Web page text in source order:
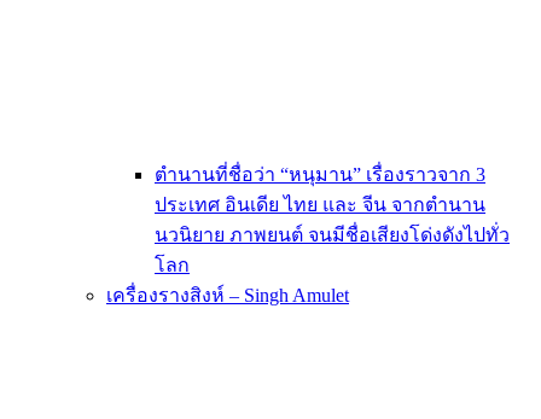
ตำนานที่ชื่อว่า “หนุมาน” เรื่องราวจาก 3
ประเทศ อินเดีย ไทย และ จีน จากตำนาน
นวนิยาย ภาพยนต์ จนมีชื่อเสียงโด่งดังไปทั่ว
โลก
เครื่องรางสิงห์ – Singh Amulet